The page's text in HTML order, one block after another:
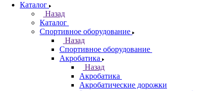
Каталог
Назад
Каталог
Спортивное оборудование
Назад
Спортивное оборудование
Акробатика
Назад
Акробатика
Акробатические дорожки